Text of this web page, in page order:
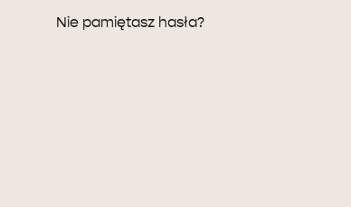
Nie pamiętasz hasła?